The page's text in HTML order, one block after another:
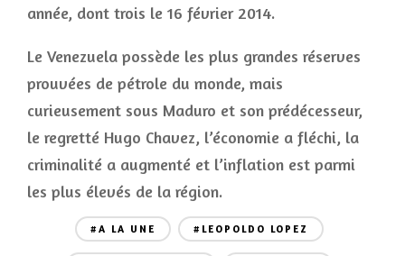
année, dont trois le 16 février 2014.
Le Venezuela possède les plus grandes réserves
prouvées de pétrole du monde, mais
curieusement sous Maduro et son prédécesseur,
le regretté Hugo Chavez, l’économie a fléchi, la
criminalité a augmenté et l’inflation est parmi
les plus élevés de la région.
#A LA UNE #LEOPOLDO LOPEZ